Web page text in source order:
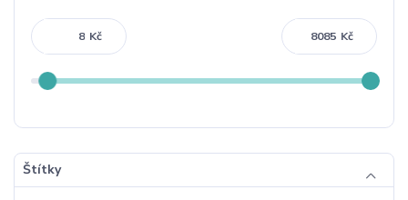
Kč Kč
Štítky